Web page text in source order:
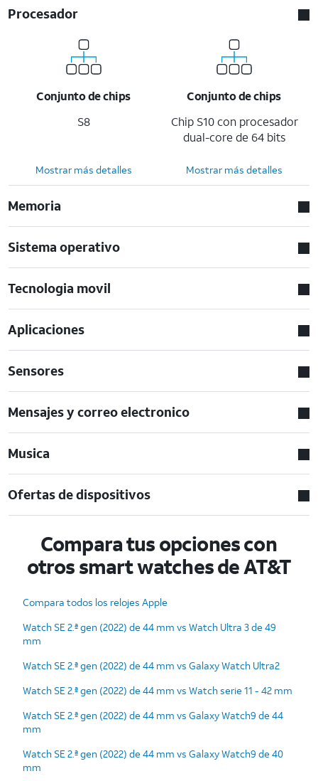
Procesador
Conjunto de chips
S8
Conjunto de chips
Chip S10 con procesador
dual-core de 64 bits
Mostrar más detalles Mostrar más detalles
Memoria
Sistema operativo
Tecnologia movil
Aplicaciones
Sensores
Mensajes y correo electronico
Musica
Ofertas de dispositivos
Compara tus opciones con
otros smart watches de AT&T
Compara todos los relojes Apple
Watch SE 2.ª gen (2022) de 44 mm vs Watch Ultra 3 de 49
mm
Watch SE 2.ª gen (2022) de 44 mm vs Galaxy Watch Ultra2
Watch SE 2.ª gen (2022) de 44 mm vs Watch serie 11 - 42 mm
Watch SE 2.ª gen (2022) de 44 mm vs Galaxy Watch9 de 44
mm
Watch SE 2.ª gen (2022) de 44 mm vs Galaxy Watch9 de 40
mm